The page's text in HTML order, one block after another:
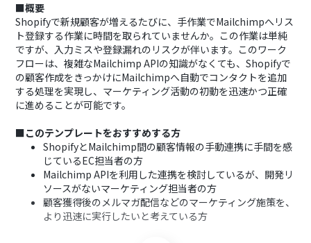
■概要
Shopifyで新規顧客が増えるたびに、手作業でMailchimpへリス
ト登録する作業に時間を取られていませんか。この作業は単純
ですが、入力ミスや登録漏れのリスクが伴います。このワーク
フローは、複雑なMailchimp APIの知識がなくても、Shopifyで
の顧客作成をきっかけにMailchimpへ自動でコンタクトを追加
する処理を実現し、マーケティング活動の初動を迅速かつ正確
に進めることが可能です。
■このテンプレートをおすすめする方
ShopifyとMailchimp間の顧客情報の手動連携に手間を感
じているEC担当者の方
Mailchimp APIを利用した連携を検討しているが、開発リ
ソースがないマーケティング担当者の方
顧客獲得後のメルマガ配信などのマーケティング施策を、
より迅速に実行したいと考えている方